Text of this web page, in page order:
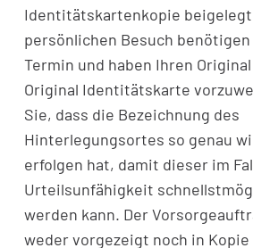
Identitätskartenkopie
persönlichen Besuch
Termin und haben Ihren
Original Identitätskarte
Sie, dass die Bezeichnung des
Hinterlegungsortes so genau
erfolgen hat, damit dieser im
Urteilsunfähigkeit
werden kann. Der
weder vorgezeigt noch in